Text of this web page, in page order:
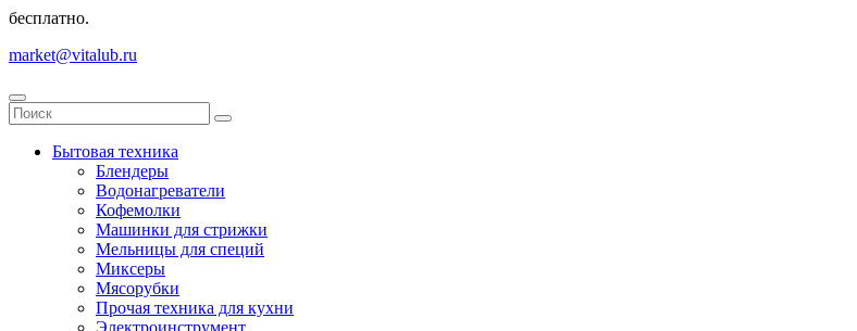
бесплатно.
market@vitalub.ru
Бытовая техника
Блендеры
Водонагреватели
Кофемолки
Машинки для стрижки
Мельницы для специй
Миксеры
Мясорубки
Прочая техника для кухни
Электроинструмент